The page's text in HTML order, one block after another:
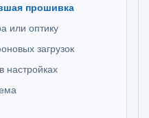
прошивка
или оптику
загрузок
настройках